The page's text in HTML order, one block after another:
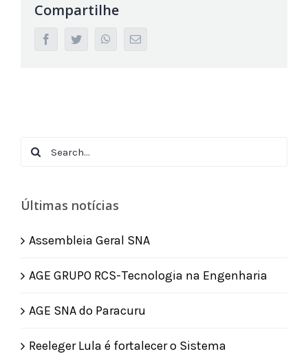
Compartilhe
facebooktwitter whatsappEmail
Search
Últimas notícias
Assembleia Geral SNA
AGE GRUPO RCS-Tecnologia na Engenharia
AGE SNA do Paracuru
Reeleger Lula é fortalecer o Sistema